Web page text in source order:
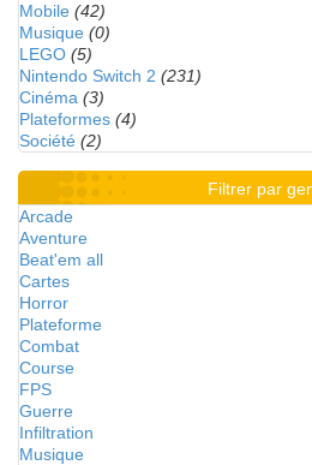
Mobile (42)
Musique (0)
LEGO (5)
Nintendo Switch 2 (231)
Cinéma (3)
Plateformes (4)
Société (2)
Filtrer par
Arcade
Aventure
Beat'em all
Cartes
Horror
Plateforme
Combat
Course
FPS
Guerre
Infiltration
Musique